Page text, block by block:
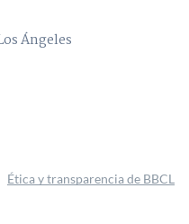
Ángeles
Ética y transparencia de BBCL